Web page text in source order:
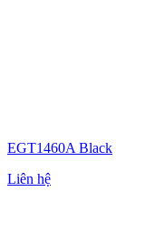
EGT1460A Black
Liên hệ